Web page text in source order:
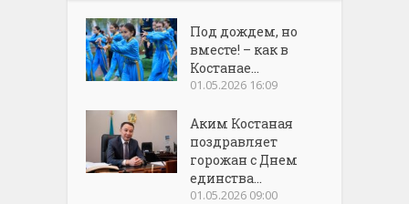
Под дождем, но
вместе! – как в
Костанае...
01.05.2026 16:09
Аким Костаная
поздравляет
горожан с Днем
единства...
01.05.2026 09:00